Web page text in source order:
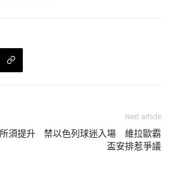
須提升
Next article
禁以色列球迷入場 維拉歐霸
盃安排惹爭議